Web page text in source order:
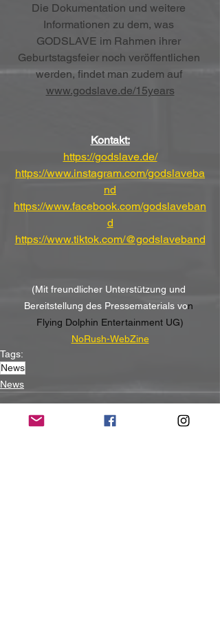
Die Dokumentation und weitere
Informationen zu dem, was
GODSLAVE im Rahmen ihrer
Geburtstagsfeier noch veröffentlichen
werden, findet man zudem auf
www.godslave.de/15years
Kontakt:
https://godslave.de/
https://www.instagram.com/godslaveba
nd
https://www.facebook.com/godslaveban
d
https://www.tiktok.com/@godslaveband
(Mit freundlicher Unterstützung und
Bereitstellung des Pressematerials von
Flying Dolphin Entertainment UG)
NoRush-WebZine
Tags:
News
News